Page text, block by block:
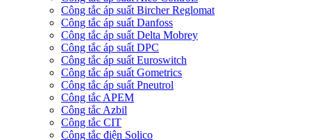
Công tắc áp suất Bircher Reglomat
Công tắc áp suất Danfoss
Công tắc áp suất Delta Mobrey
Công tắc áp suất DPC
Công tắc áp suất Euroswitch
Công tắc áp suất Gometrics
Công tắc áp suất Pneutrol
Công tắc APEM
Công tắc Azbil
Công tắc CIT
Công tắc điện Solico